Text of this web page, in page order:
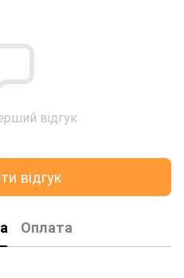
відгук
відгук
Оплата